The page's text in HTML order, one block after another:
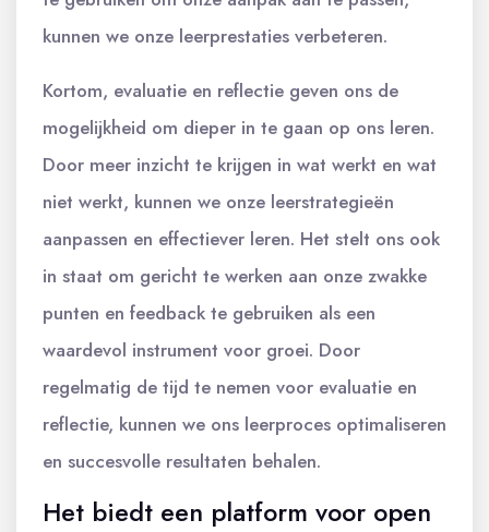
kunnen we onze leerprestaties verbeteren.
Kortom, evaluatie en reflectie geven ons de
mogelijkheid om dieper in te gaan op ons leren.
Door meer inzicht te krijgen in wat werkt en wat
niet werkt, kunnen we onze leerstrategieën
aanpassen en effectiever leren. Het stelt ons ook
in staat om gericht te werken aan onze zwakke
punten en feedback te gebruiken als een
waardevol instrument voor groei. Door
regelmatig de tijd te nemen voor evaluatie en
reflectie, kunnen we ons leerproces optimaliseren
en succesvolle resultaten behalen.
Het biedt een platform voor open